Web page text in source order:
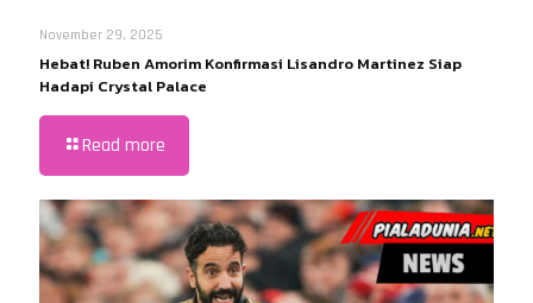
November 29, 2025
Hebat! Ruben Amorim Konfirmasi Lisandro Martinez Siap
Hadapi Crystal Palace
Read more